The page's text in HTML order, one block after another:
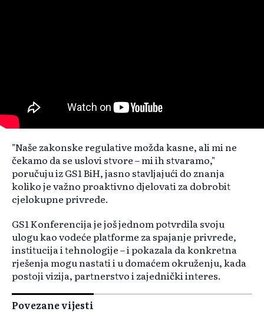
"Naše zakonske regulative možda kasne, ali mi ne
čekamo da se uslovi stvore – mi ih stvaramo,"
poručuju iz GS1 BiH, jasno stavljajući do znanja
koliko je važno proaktivno djelovati za dobrobit
cjelokupne privrede.
GS1 Konferencija je još jednom potvrdila svoju
ulogu kao vodeće platforme za spajanje privrede,
institucija i tehnologije – i pokazala da konkretna
rješenja mogu nastati i u domaćem okruženju, kada
postoji vizija, partnerstvo i zajednički interes.
Povezane vijesti